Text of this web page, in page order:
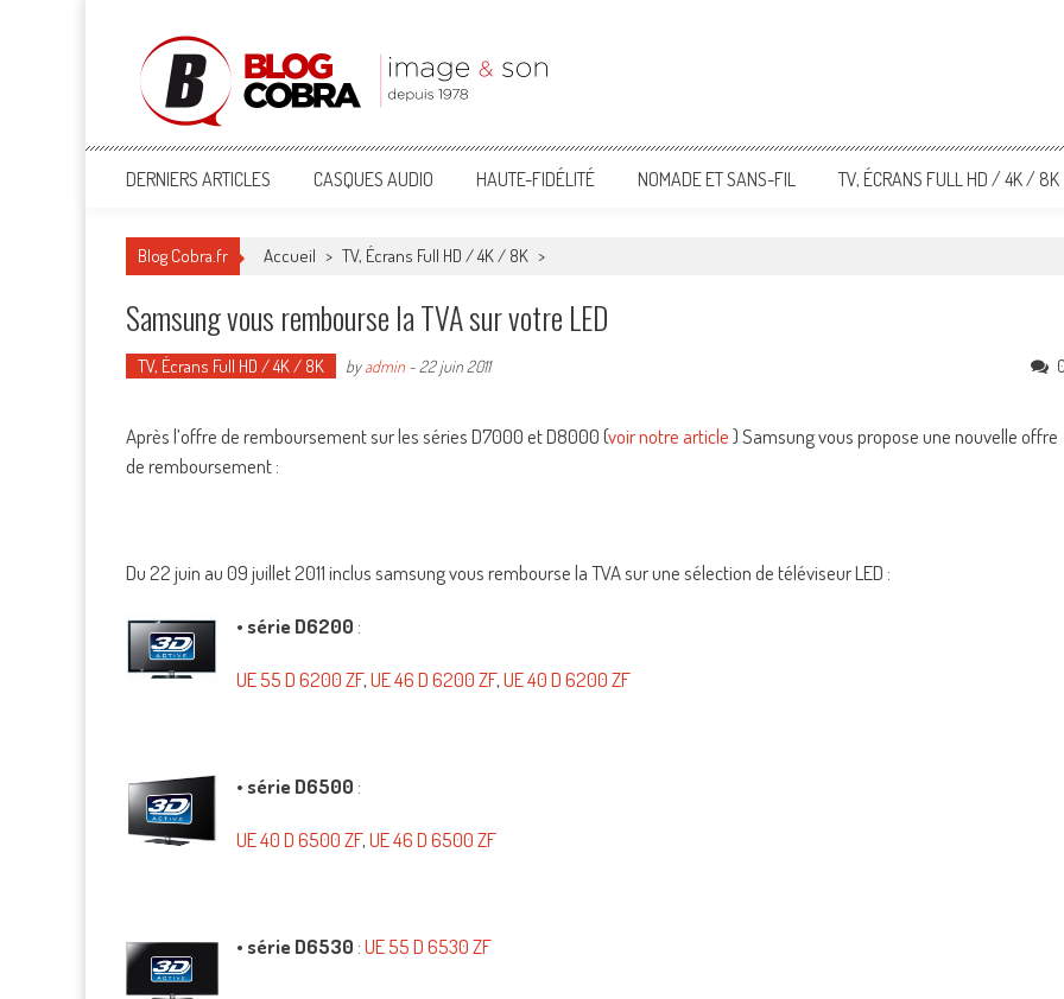
Blog Cobra
Toute l'actu Image & Son !
DERNIERS ARTICLES CASQUES AUDIO HAUTE-FIDÉLITÉ NOMADE ET SANS-FIL TV, ÉCRANS FULL HD / 4K / 8K
Blog Cobra.fr Accueil > TV, Écrans Full HD / 4K / 8K >
Samsung vous rembourse la TVA sur votre LED
TV, Écrans Full HD / 4K / 8K byadmin - 22 juin 2011
Après l’offre de remboursement sur les séries D7000 et D8000 (voir notre article) Samsung vous propose une nouvelle offre
de remboursement :
Du 22 juin au 09 juillet 2011 inclus samsung vous rembourse la TVA sur une sélection de téléviseur LED :
•série D6200 :
UE 55 D 6200 ZF,UE 46 D 6200 ZF,UE 40 D 6200 ZF
•série D6500 :
UE 40 D 6500 ZF,UE 46 D 6500 ZF
•série D6530 :UE 55 D 6530 ZF